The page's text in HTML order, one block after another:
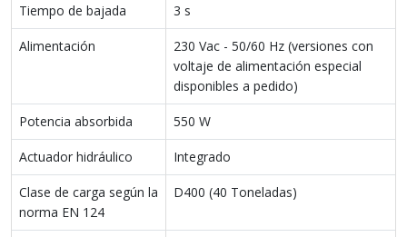
Tiempo de bajada 3 s
Alimentación
230 Vac - 50/60 Hz (versiones con
voltaje de alimentación especial
disponibles a pedido)
Potencia absorbida 550 W
Actuador hidráulico Integrado
Clase de carga según la
norma EN 124
D400 (40 Toneladas)